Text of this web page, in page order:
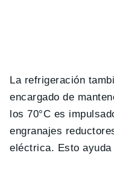
La refrigeración
encargado de
los 70°C es
engranajes
eléctrica. Esto